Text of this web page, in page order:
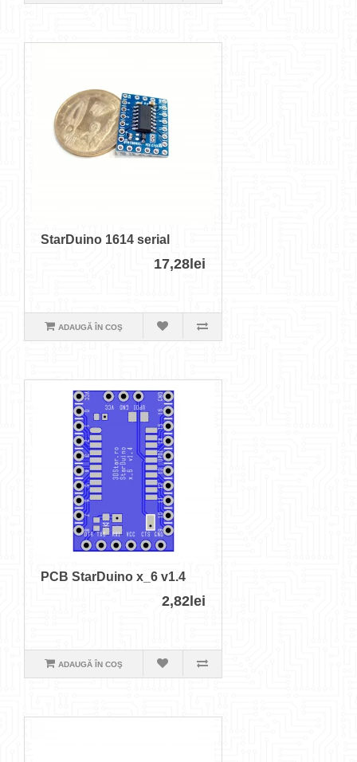
StarDuino 1614 serial
17,28lei
ADAUGĂ ÎN COŞ
PCB StarDuino x_6 v1.4
2,82lei
ADAUGĂ ÎN COŞ